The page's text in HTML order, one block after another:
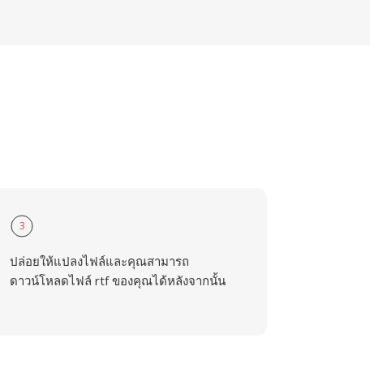
3
ปล่อยให้แปลงไฟล์และคุณสามารถ
ดาวน์โหลดไฟล์ rtf ของคุณได้หลังจากนั้น